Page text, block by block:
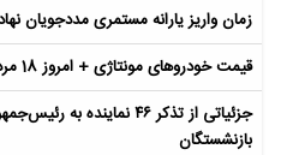
زمان واریز یارانه مستمری مددجویان
قیمت خودروهای مونتاژی + امروز 18 مردادماه
جزئیاتی از تذکر ۴۶
بازنشستگان